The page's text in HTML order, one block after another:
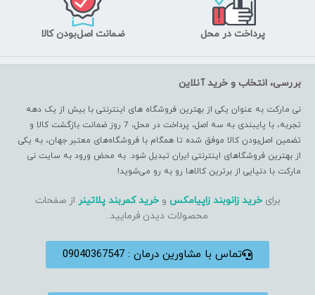
پرداخت در محل ضمانت اصل‌بودن کالا
بررسی، انتخاب و خرید آنلاین
نی مارکت به عنوان یکی از بهترین فروشگاه های اینترنتی با بیش از یک دهه
تجربه، با پایبندی به سه اصل، پرداخت در محل، 7 روز ضمانت بازگشت کالا و
تضمین اصل‌بودن کالا موفق شده تا همگام با فروشگاه‌های معتبر جهان، به یکی
از بهترین فروشگاهای اینترنتی ایران تبدیل شود. به محض ورود به سایت نی
مارکت با دنیایی از برترین کالاها رو به رو می‌شوید!
برایخرید زانوبند زاپیامکس وخرید کمربند پلاتینر از صفحات
محصولات دیدن فرمایید.
تماس با مشاورین درمان : 09040367547